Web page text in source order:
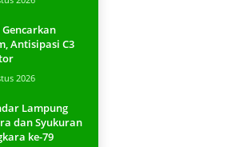
Antisipasi C3
2026
Lampung
dan Syukuran
ke-79